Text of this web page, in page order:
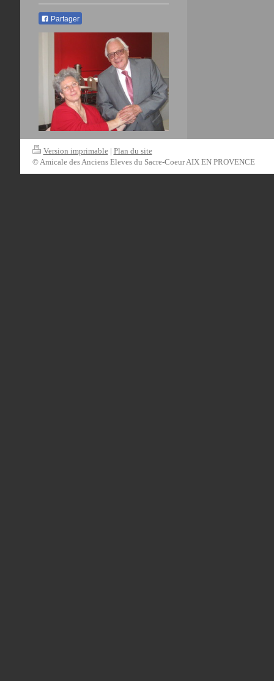
Partager
Version imprimable | Plan du site
© Amicale des Anciens Eleves du Sacre-Coeur AIX EN PROVENCE